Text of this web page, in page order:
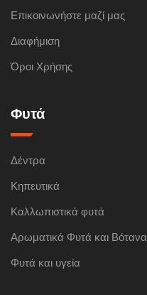
Επικοινωνήστε μαζί μας
Διαφήμιση
Όροι Χρήσης
Φυτά
Δέντρα
Κηπευτικά
Καλλωπιστικά φυτά
Αρωματικά Φυτά και Βότανα
Φυτά και υγεία